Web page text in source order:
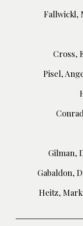
Fallwickl,
Cross,
Pisel,
Gilman,
Gabaldon,
Heitz,